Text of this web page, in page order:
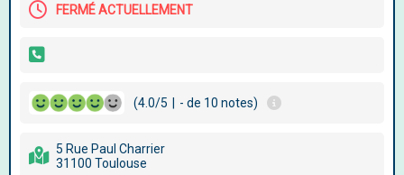
FERMÉ ACTUELLEMENT
(4.0/5 - de 10 notes)
5 Rue Paul Charrier
31100 Toulouse